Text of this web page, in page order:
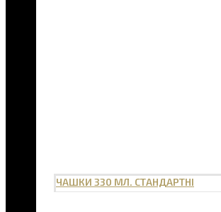
ЧАШКИ 330 МЛ. СТАНДАРТНІ